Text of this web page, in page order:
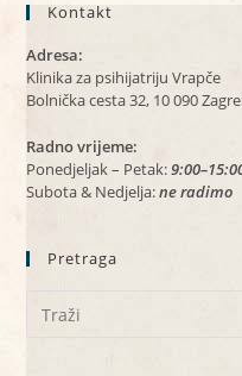
Kontakt
Adresa:
Klinika za psihijatriju Vrapče
Bolnička cesta 32, 10 090
Radno vrijeme:
Ponedjeljak – Petak:
Subota & Nedjelja:ne radimo
Pretraga